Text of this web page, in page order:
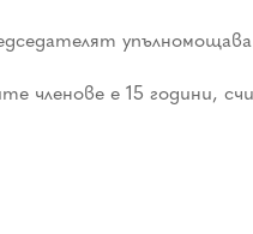
членове е 15 години,